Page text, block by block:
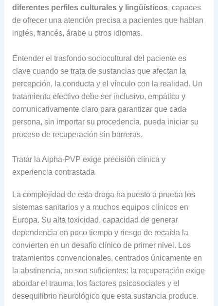
diferentes perfiles culturales y lingüísticos, capaces
de ofrecer una atención precisa a pacientes que hablan
inglés, francés, árabe u otros idiomas.
Entender el trasfondo sociocultural del paciente es
clave cuando se trata de sustancias que afectan la
percepción, la conducta y el vínculo con la realidad. Un
tratamiento efectivo debe ser inclusivo, empático y
comunicativamente claro para garantizar que cada
persona, sin importar su procedencia, pueda iniciar su
proceso de recuperación sin barreras.
Tratar la Alpha-PVP exige precisión clínica y
experiencia contrastada
La complejidad de esta droga ha puesto a prueba los
sistemas sanitarios y a muchos equipos clínicos en
Europa. Su alta toxicidad, capacidad de generar
dependencia en poco tiempo y riesgo de recaída la
convierten en un desafío clínico de primer nivel. Los
tratamientos convencionales, centrados únicamente en
la abstinencia, no son suficientes: la recuperación exige
abordar el trauma, los factores psicosociales y el
desequilibrio neurológico que esta sustancia produce.